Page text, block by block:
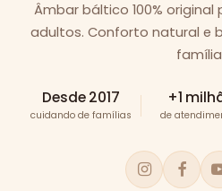
Âmbar báltico 100% original
adultos. Conforto natural e
Desde 2017
cuidando de famílias
+1
de